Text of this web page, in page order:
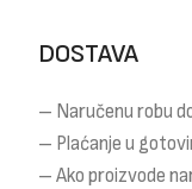
DOSTAVA
– Naručenu robu
– Plaćanje u
– Ako proizvode